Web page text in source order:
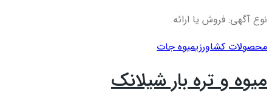
نوع آگهی: فروش یا ارائه
محصولات کشاورزیمیوه جات
میوه و تره بار شیلانک